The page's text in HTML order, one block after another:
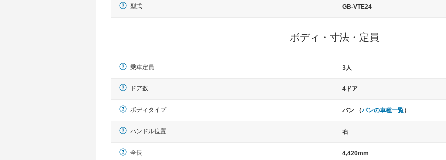
型式 GB-VTE24
ボディ・寸法・定員
乗車定員 3人
ドア数 4ドア
ボディタイプ バン （バンの車種一覧）
ハンドル位置 右
全長 4,420mm